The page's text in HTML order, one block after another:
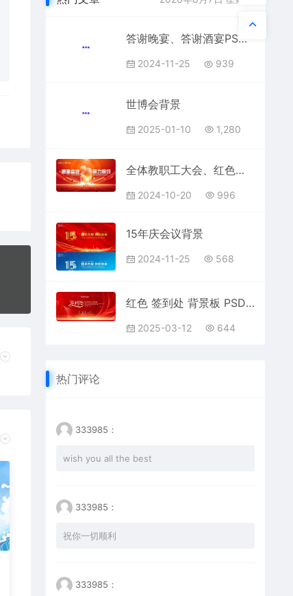
答谢晚宴、答谢酒宴PSD分层
2024-11-25 939
世博会背景
2025-01-10 1,280
全体教职工大会、红色展板
2024-10-20 996
15年庆会议背景
2024-11-25 568
红色 签到处 背景板 PSD素材
2025-03-12 644
热门评论
333985：
wish you all the best
333985：
祝你一切顺利
333985：